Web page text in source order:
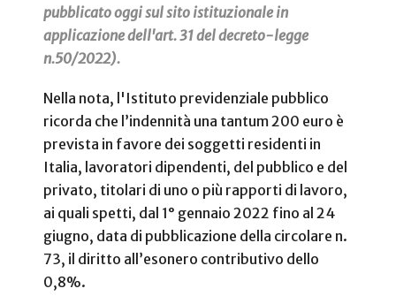
pubblicato oggi sul sito istituzionale in
applicazione dell'art. 31 del decreto-legge
n.50/2022).
Nella nota, l'Istituto previdenziale pubblico
ricorda che l’indennità una tantum 200 euro è
prevista in favore dei soggetti residenti in
Italia, lavoratori dipendenti, del pubblico e del
privato, titolari di uno o più rapporti di lavoro,
ai quali spetti, dal 1° gennaio 2022 fino al 24
giugno, data di pubblicazione della circolare n.
73, il diritto all’esonero contributivo dello
0,8%.